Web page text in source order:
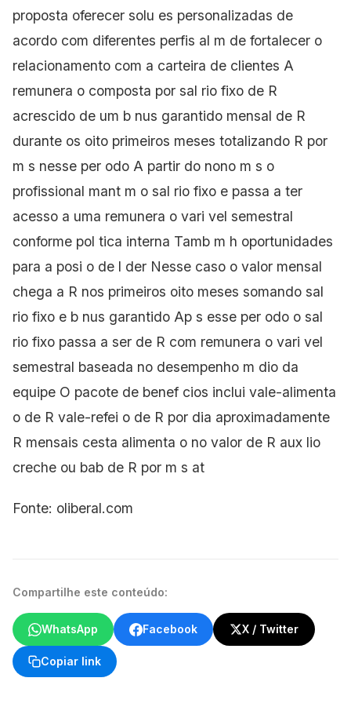
proposta oferecer solu es personalizadas de
acordo com diferentes perfis al m de fortalecer o
relacionamento com a carteira de clientes A
remunera o composta por sal rio fixo de R
acrescido de um b nus garantido mensal de R
durante os oito primeiros meses totalizando R por
m s nesse per odo A partir do nono m s o
profissional mant m o sal rio fixo e passa a ter
acesso a uma remunera o vari vel semestral
conforme pol tica interna Tamb m h oportunidades
para a posi o de l der Nesse caso o valor mensal
chega a R nos primeiros oito meses somando sal
rio fixo e b nus garantido Ap s esse per odo o sal
rio fixo passa a ser de R com remunera o vari vel
semestral baseada no desempenho m dio da
equipe O pacote de benef cios inclui vale-alimenta
o de R vale-refei o de R por dia aproximadamente
R mensais cesta alimenta o no valor de R aux lio
creche ou bab de R por m s at
Fonte: oliberal.com
Compartilhe este conteúdo:
WhatsApp Facebook X / Twitter
Copiar link